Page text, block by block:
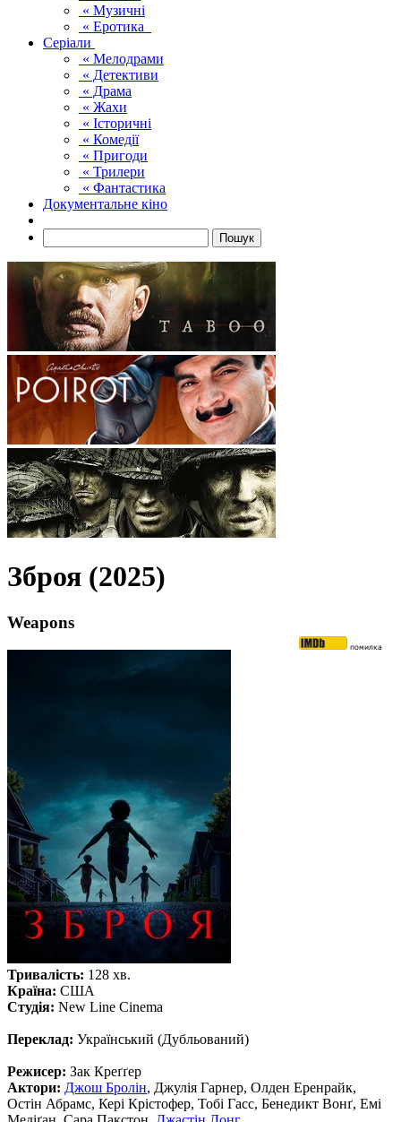
« Музичні
« Еротика
Серіали
« Мелодрами
« Детективи
« Драма
« Жахи
« Історичні
« Комедії
« Пригоди
« Трилери
« Фантастика
Документальне кіно
Пошук
Зброя (2025)
Weapons
Тривалість: 128 хв.
Країна: США
Студія: New Line Cinema
Переклад: Український (Дубльований)
Режисер: Зак Креґґер
Актори: Джош Бролін, Джулія Гарнер, Олден Еренрайк,
Остін Абрамс, Кері Крістофер, Тобі Гасс, Бенедикт Вонґ, Емі